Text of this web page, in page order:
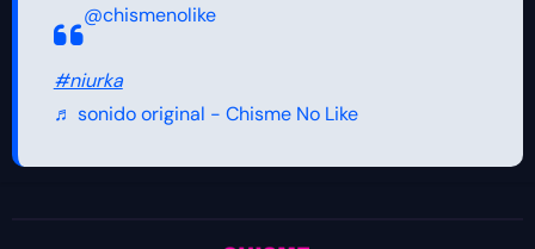
@chismenolike
#niurka
♬ sonido original - Chisme No Like